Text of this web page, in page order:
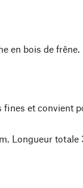
en bois de frêne.
fines et convient
Longueur totale